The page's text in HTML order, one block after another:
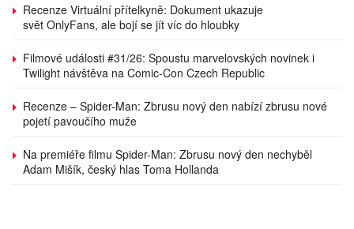
Recenze Virtuální přítelkyně: Dokument ukazuje
svět OnlyFans, ale bojí se jít víc do hloubky
Filmové události #31/26: Spoustu marvelovských novinek i
Twilight návštěva na Comic-Con Czech Republic
Recenze – Spider-Man: Zbrusu nový den nabízí zbrusu nové
pojetí pavoučího muže
Na premiéře filmu Spider-Man: Zbrusu nový den nechyběl
Adam Mišík, český hlas Toma Hollanda